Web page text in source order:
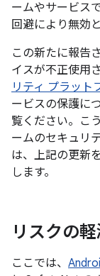
ームやサービス
回避により無効
この新たに報告
イスが不正使用
リティ プラット
ービスの保護に
覧ください。こ
ームのセキュリ
は、上記の更新
します。
リスクの
ここでは、